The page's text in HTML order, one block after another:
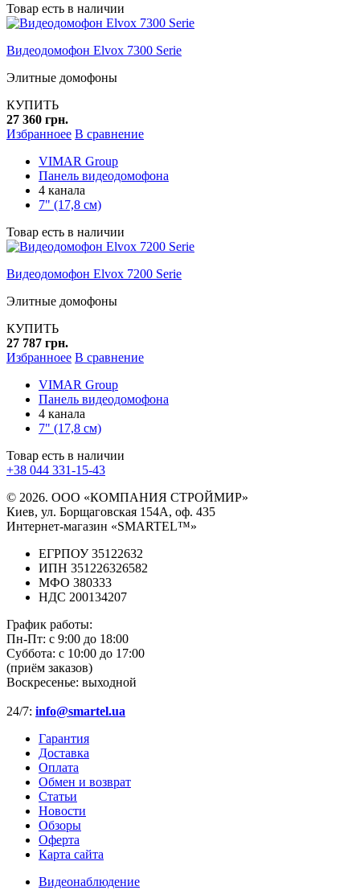
Товар есть в наличии
Видеодомофон Elvox 7300 Serie
Элитные домофоны
КУПИТЬ
27 360 грн.
Избранноее В сравнение
VIMAR Group
Панель видеодомофона
4 канала
7" (17,8 см)
Товар есть в наличии
Видеодомофон Elvox 7200 Serie
Элитные домофоны
КУПИТЬ
27 787 грн.
Избранноее В сравнение
VIMAR Group
Панель видеодомофона
4 канала
7" (17,8 см)
Товар есть в наличии
+38 044 331-15-43
© 2026. ООО «КОМПАНИЯ СТРОЙМИР»
Киев, ул. Борщаговская 154А, оф. 435
Интернет-магазин «SMARTEL™»
ЕГРПОУ 35122632
ИПН 351226326582
МФО 380333
НДС 200134207
График работы:
Пн-Пт: с 9:00 до 18:00
Суббота: с 10:00 до 17:00
(приём заказов)
Воскресенье: выходной
24/7: info@smartel.ua
Гарантия
Доставка
Оплата
Обмен и возврат
Статьи
Новости
Обзоры
Оферта
Карта сайта
Видеонаблюдение